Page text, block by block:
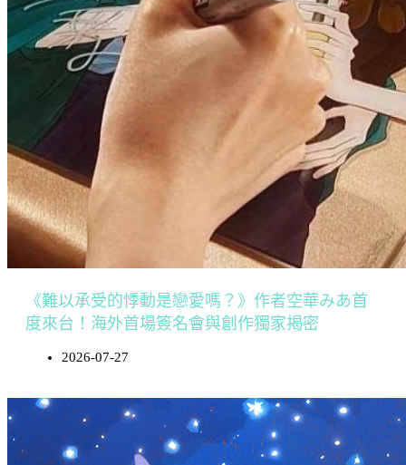
《難以承受的悸動是戀愛嗎？》作者空華みあ首
度來台！海外首場簽名會與創作獨家揭密
2026-07-27